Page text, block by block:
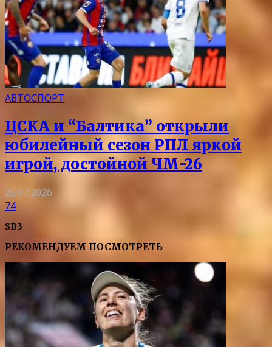
АВТОСПОРТ
ЦСКА и “Балтика” открыли
юбилейный сезон РПЛ яркой
игрой, достойной ЧМ-26
25.07.2026
74
SB3
РЕКОМЕНДУЕМ ПОСМОТРЕТЬ